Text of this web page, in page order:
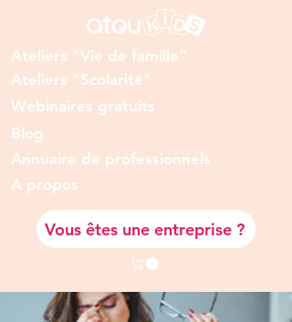
Ateliers "Vie de famille"
Ateliers "Scolarité"
Webinaires gratuits
Blog
Annuaire de professionnels
A propos
Vous êtes une entreprise ?